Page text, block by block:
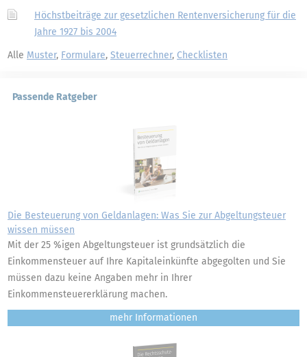
Höchstbeiträge zur gesetzlichen Rentenversicherung für die
Jahre 1927 bis 2004
Alle Muster, Formulare, Steuerrechner, Checklisten
Passende Ratgeber
Die Besteuerung von Geldanlagen: Was Sie zur Abgeltungsteuer
wissen müssen
Mit der 25 %igen Abgeltungsteuer ist grundsätzlich die
Einkommensteuer auf Ihre Kapitaleinkünfte abgegolten und Sie
müssen dazu keine Angaben mehr in Ihrer
Einkommensteuererklärung machen.
mehr